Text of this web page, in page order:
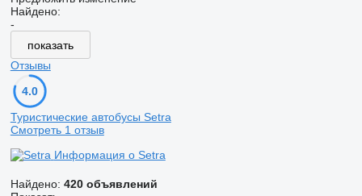
Найдено:
-
показать
Отзывы
4.0
Туристические автобусы Setra
Смотреть 1 отзыв
Информация о Setra
Найдено: 420 объявлений